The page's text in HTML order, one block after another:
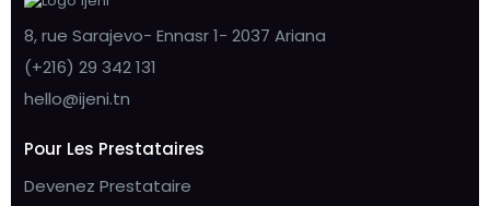
8, rue Sarajevo- Ennasr 1- 2037 Ariana
(+216) 29 342 131
hello@ijeni.tn
Pour Les Prestataires
Devenez Prestataire